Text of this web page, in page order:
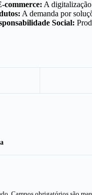
commerce: A
A demanda por
Social: